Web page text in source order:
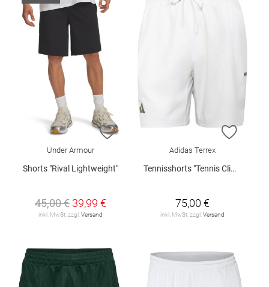
ZUR WUNSCHLISTE HINZUFÜGEN
Under Armour
Shorts "Rival Lightweight"
45,00 € 39,99 €
inkl. MwSt. zzgl. Versand
ZUR
Adidas Terrex
Tennisshorts "Tennis Climacool"
75,00 €
inkl. MwSt. zzgl. Versand